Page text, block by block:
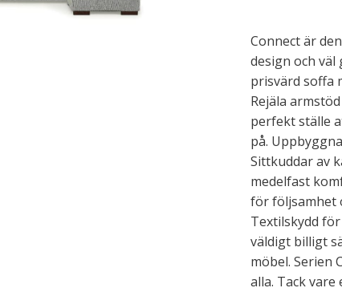
Connect är
design och
prisvärd soffa
Rejäla
perfekt ställe
på.
Sittkuddar av
medelfast
för följsamhet
Textilskydd
väldigt billigt
möbel. Serien
alla. Tack